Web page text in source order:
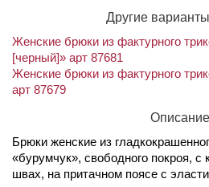
Другие
Женские брюки из фактурного
[черный]» арт 87681
Женские брюки из фактурного
арт 87679
Описание
Брюки женские из
«бурумчук», свободного покроя,
швах, на притачном поясе с